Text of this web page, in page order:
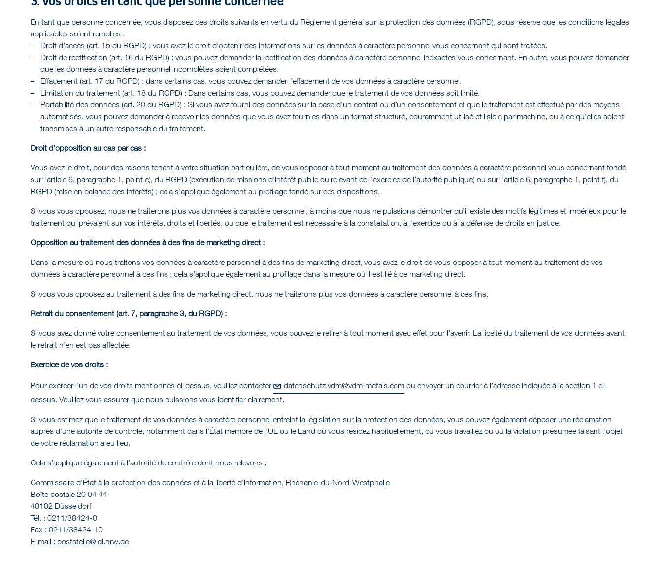
En tant que personne concernée, vous disposez des droits suivants en vertu du Règlement général sur la protection des données (RGPD), sous réserve que les conditions légales
applicables soient remplies :
Droit d’accès (art. 15 du RGPD) : vous avez le droit d’obtenir des informations sur les données à caractère personnel vous concernant qui sont traitées.
Droit de rectification (art. 16 du RGPD) : vous pouvez demander la rectification des données à caractère personnel inexactes vous concernant. En outre, vous pouvez demander
que les données à caractère personnel incomplètes soient complétées.
Effacement (art. 17 du RGPD) : dans certains cas, vous pouvez demander l’effacement de vos données à caractère personnel.
Limitation du traitement (art. 18 du RGPD) : Dans certains cas, vous pouvez demander que le traitement de vos données soit limité.
Portabilité des données (art. 20 du RGPD) : Si vous avez fourni des données sur la base d’un contrat ou d’un consentement et que le traitement est effectué par des moyens
automatisés, vous pouvez demander à recevoir les données que vous avez fournies dans un format structuré, couramment utilisé et lisible par machine, ou à ce qu’elles soient
transmises à un autre responsable du traitement.
Droit d’opposition au cas par cas :
Vous avez le droit, pour des raisons tenant à votre situation particulière, de vous opposer à tout moment au traitement des données à caractère personnel vous concernant fondé
sur l’article 6, paragraphe 1, point e), du RGPD (exécution de missions d’intérêt public ou relevant de l’exercice de l’autorité publique) ou sur l’article 6, paragraphe 1, point f), du
RGPD (mise en balance des intérêts) ; cela s’applique également au profilage fondé sur ces dispositions.
Si vous vous opposez, nous ne traiterons plus vos données à caractère personnel, à moins que nous ne puissions démontrer qu’il existe des motifs légitimes et impérieux pour le
traitement qui prévalent sur vos intérêts, droits et libertés, ou que le traitement est nécessaire à la constatation, à l’exercice ou à la défense de droits en justice.
Opposition au traitement des données à des fins de marketing direct :
Dans la mesure où nous traitons vos données à caractère personnel à des fins de marketing direct, vous avez le droit de vous opposer à tout moment au traitement de vos
données à caractère personnel à ces fins ; cela s’applique également au profilage dans la mesure où il est lié à ce marketing direct.
Si vous vous opposez au traitement à des fins de marketing direct, nous ne traiterons plus vos données à caractère personnel à ces fins.
Retrait du consentement (art. 7, paragraphe 3, du RGPD) :
Si vous avez donné votre consentement au traitement de vos données, vous pouvez le retirer à tout moment avec effet pour l’avenir. La licéité du traitement de vos données avant
le retrait n’en est pas affectée.
Exercice de vos droits :
Pour exercer l’un de vos droits mentionnés ci-dessus, veuillez contacter datenschutz.vdm@vdm-metals.com ou envoyer un courrier à l’adresse indiquée à la section 1 ci-
dessus. Veuillez vous assurer que nous puissions vous identifier clairement.
Si vous estimez que le traitement de vos données à caractère personnel enfreint la législation sur la protection des données, vous pouvez également déposer une réclamation
auprès d’une autorité de contrôle, notamment dans l’État membre de l’UE ou le Land où vous résidez habituellement, où vous travaillez ou où la violation présumée faisant l’objet
de votre réclamation a eu lieu.
Cela s’applique également à l’autorité de contrôle dont nous relevons :
Commissaire d’État à la protection des données et à la liberté d’information, Rhénanie-du-Nord-Westphalie
Boîte postale 20 04 44
40102 Düsseldorf
Tél. : 0211/38424-0
Fax : 0211/38424-10
E-mail : poststelle@ldi.nrw.de